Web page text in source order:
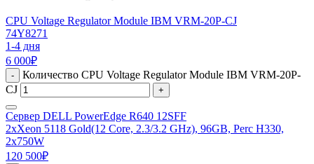
CPU Voltage Regulator Module IBM VRM-20P-CJ
74Y8271
1-4 дня
6 000₽
-
Количество CPU Voltage Regulator Module IBM VRM-20P-
CJ
+
Сервер DELL PowerEdge R640 12SFF
2xXeon 5118 Gold(12 Core, 2.3/3.2 GHz), 96GB, Perc H330,
2x750W
120 500₽